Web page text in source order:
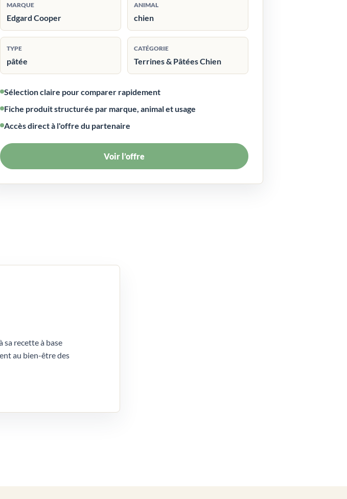
MARQUE
Edgard Cooper
ANIMAL
chien
TYPE
pâtée
CATÉGORIE
Terrines & Pâtées Chien
Sélection claire pour comparer rapidement
Fiche produit structurée par marque, animal et usage
Accès direct à l'offre du partenaire
Voir l’offre
sa recette à base
au bien-être des